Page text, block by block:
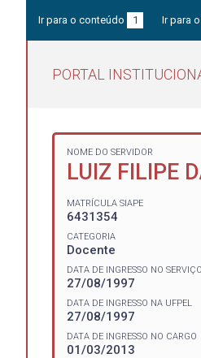
Ir para o conteúdo 1 Ir para
PORTAL
NOME DO SERVIDOR
LUIZ FILIPE
MATRÍCULA SIAPE
6431354
CATEGORIA
Docente
DATA DE INGRESSO NO
27/08/1997
DATA DE INGRESSO NA UFPEL
27/08/1997
DATA DE INGRESSO NO CARGO
01/03/2013